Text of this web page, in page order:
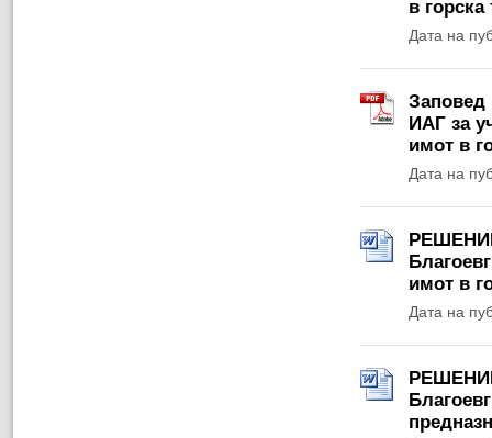
в горска
Дата на
Заповед
ИАГ за
имот в
Дата на
РЕШЕНИЕ
имот в
Дата на